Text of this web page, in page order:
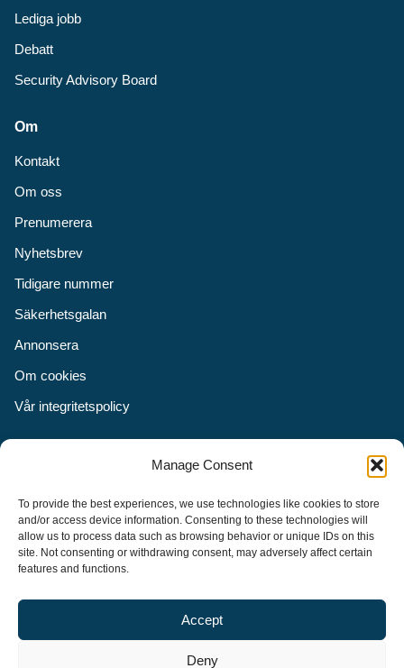
Manage Consent
To provide the best experiences, we use technologies like cookies to store
and/or access device information. Consenting to these technologies will
allow us to process data such as browsing behavior or unique IDs on this
site. Not consenting or withdrawing consent, may adversely affect certain
features and functions.
Accept
Deny
Lediga jobb
Debatt
Security Advisory Board
Om
Kontakt
Om oss
Prenumerera
Nyhetsbrev
Tidigare nummer
Säkerhetsgalan
Annonsera
Om cookies
Vår integritetspolicy
Instagram
LinkedIn
Säkerhet år 2003 för att stimulera, utveckla och informera om